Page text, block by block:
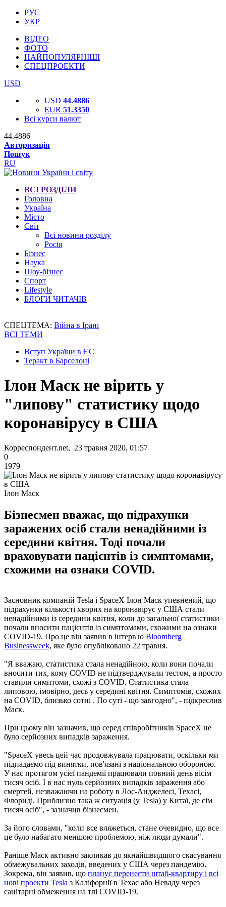
РУС
УКР
ВІДЕО
ФОТО
НАЙПОПУЛЯРНІШІ
СПЕЦПРОЕКТИ
USD
USD 44.4886
EUR 51.3350
Всі курси валют
44.4886
Авторизація
Пошук
RU
ВСІ РОЗДІЛИ
Головна
Україна
Місто
Світ
Всі новини розділу
Росія
Бізнес
Наука
Шоу-бізнес
Спорт
Lifestyle
БЛОГИ ЧИТАЧІВ
СПЕЦТЕМА: Війна в Ірані
ВСІ ТЕМИ
Вступ України в ЄС
Теракт в Барселоні
Ілон Маск не вірить у
"липову" статистику щодо
коронавірусу в США
Корреспондент.net, 23 травня 2020, 01:57
0
1979
Ілон Маск
Бізнесмен вважає, що підрахунки
заражених осіб стали ненадійними із
середини квітня. Тоді почали
враховувати пацієнтів із симптомами,
схожими на ознаки COVID.
Засновник компаній Tesla і SpaceX Ілон Маск упевнений, що
підрахунки кількості хворих на коронавірус у США стали
ненадійними із середини квітня, коли до загальної статистики
почали вносити пацієнтів із симптомами, схожими на ознаки
COVID-19. Про це він заявив в інтерв'ю Bloomberg
Businessweek, яке було опубліковано 22 травня.
"Я вважаю, статистика стала ненадійною, коли вони почали
вносити тих, кому COVID не підтверджували тестом, а просто
ставили симптоми, схожі з COVID. Статистика стала
липовою, імовірно, десь у середині квітня. Симптомів, схожих
на COVID, близько сотні . По суті - що завгодно", - підкреслив
Маск.
При цьому він зазначив, що серед співробітників SpaceX не
було серйозних випадків зараження.
"SpaceX увесь цей час продовжувала працювати, оскільки ми
підпадаємо під винятки, пов'язані з національною обороною.
У нас протягом усієї пандемії працювали повний день вісім
тисяч осіб. І в нас нуль серйозних випадків зараження або
смертей, незважаючи на роботу в Лос-Анджелесі, Техасі,
Флориді. Приблизно така ж ситуація (у Tesla) у Китаї, де сім
тисяч осіб", - зазначив бізнесмен.
За його словами, "коли все вляжеться, стане очевидно, що все
це було набагато меншою проблемою, ніж люди думали".
Раніше Маск активно закликав до якнайшвидшого скасування
обмежувальних заходів, введених у США через пандемію.
Зокрема, він заявив, що планує перенести штаб-квартиру і всі
нові проекти Tesla з Каліфорнії в Техас або Неваду через
санітарні обмеження на тлі COVID-19.